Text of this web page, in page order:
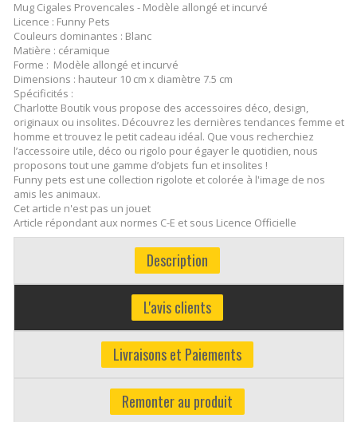
Mug Cigales Provencales - Modèle allongé et incurvé
Licence : Funny Pets
Couleurs dominantes : Blanc
Matière : céramique
Forme : Modèle allongé et incurvé
Dimensions : hauteur 10 cm x diamètre 7.5 cm
Spécificités :
Charlotte Boutik vous propose des accessoires déco, design,
originaux ou insolites. Découvrez les dernières tendances femme et
homme et trouvez le petit cadeau idéal. Que vous recherchiez
l’accessoire utile, déco ou rigolo pour égayer le quotidien, nous
proposons tout une gamme d’objets fun et insolites !
Funny pets est une collection rigolote et colorée à l'image de nos
amis les animaux.
Cet article n'est pas un jouet
Article répondant aux normes C-E et sous Licence Officielle
Description
L'avis clients
Livraisons et Paiements
Remonter au produit